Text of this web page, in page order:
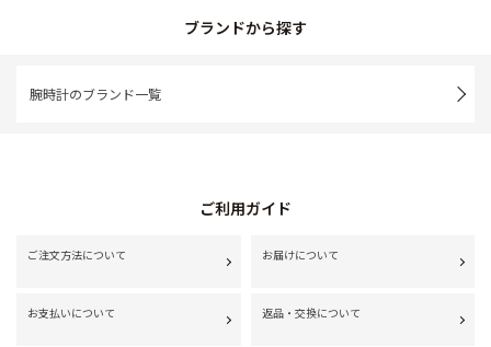
ブランドから探す
腕時計のブランド一覧
ご利用ガイド
ご注文方法について お届けについて
お支払いについて 返品・交換について